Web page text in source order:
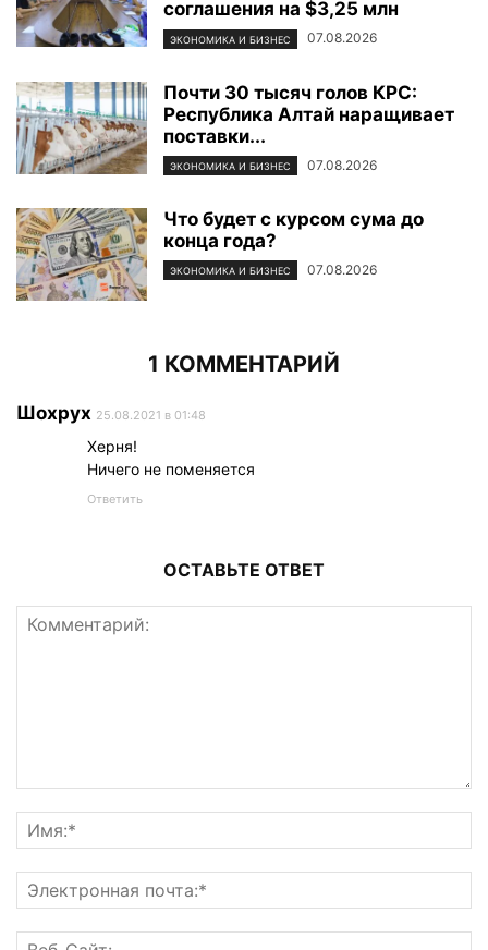
соглашения на $3,25 млн
ЭКОНОМИКА И БИЗНЕС 07.08.2026
Почти 30 тысяч голов КРС:
Республика Алтай наращивает
поставки...
ЭКОНОМИКА И БИЗНЕС 07.08.2026
Что будет с курсом сума до
конца года?
ЭКОНОМИКА И БИЗНЕС 07.08.2026
1 КОММЕНТАРИЙ
Шохрух 25.08.2021 в 01:48
Херня!
Ничего не поменяется
Ответить
ОСТАВЬТЕ ОТВЕТ